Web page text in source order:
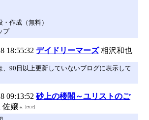
作成（無料）
プ
18:55:32 デイドリーマーズ 相沢和也
、90日以上更新していないブログに表示して
09:13:52 砂上の楼閣～ユリストのご
佐嬢